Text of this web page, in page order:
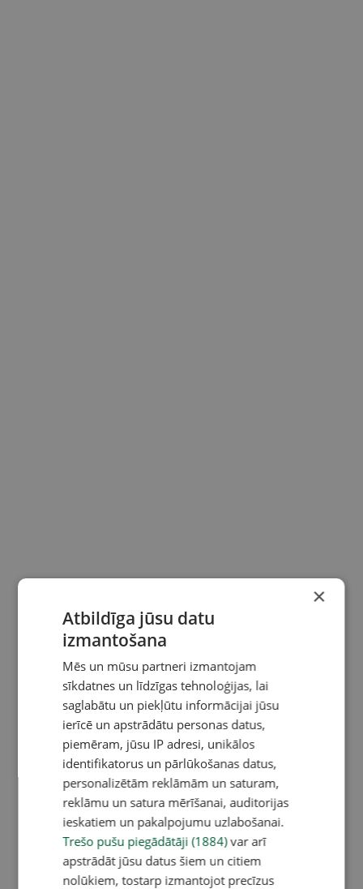
×
Atbildīga jūsu datu
izmantošana
Mēs un mūsu partneri izmantojam
sīkdatnes un līdzīgas tehnoloģijas, lai
saglabātu un piekļūtu informācijai jūsu
ierīcē un apstrādātu personas datus,
piemēram, jūsu IP adresi, unikālos
identifikatorus un pārlūkošanas datus,
personalizētām reklāmām un saturam,
reklāmu un satura mērīšanai, auditorijas
ieskatiem un pakalpojumu uzlabošanai.
Trešo pušu piegādātāji (1884)var arī
apstrādāt jūsu datus šiem un citiem
nolūkiem, tostarp izmantojot precīzus